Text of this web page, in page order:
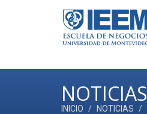
NOTICIAS
INICIO NOTICIAS